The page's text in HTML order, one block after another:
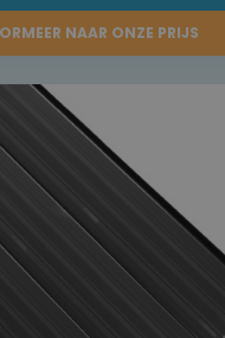
NAAR ONZE PRIJS